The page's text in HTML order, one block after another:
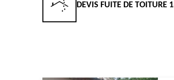
DEVIS FUITE DE TOITURE